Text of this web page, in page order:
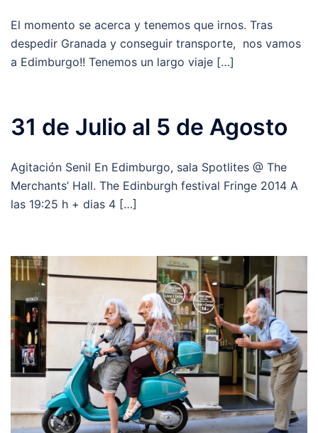
El momento se acerca y tenemos que irnos. Tras
despedir Granada y conseguir transporte, nos vamos
a Edimburgo!! Tenemos un largo viaje […]
31 de Julio al 5 de Agosto
Agitación Senil En Edimburgo, sala Spotlites @ The
Merchants’ Hall. The Edinburgh festival Fringe 2014 A
las 19:25 h + dias 4 […]